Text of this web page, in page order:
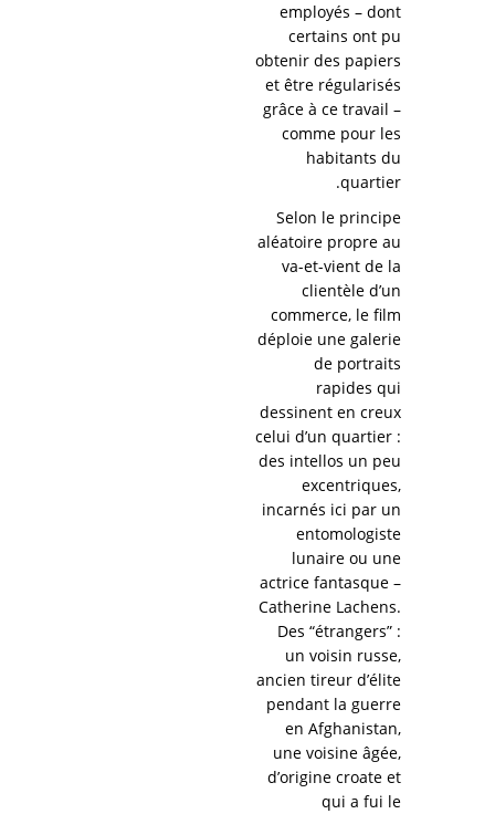
employés – dont
certains ont pu
obtenir des papiers
et être régularisés
grâce à ce travail –
comme pour les
habitants du
quartier.
Selon le principe
aléatoire propre au
va-et-vient de la
clientèle d’un
commerce, le film
déploie une galerie
de portraits
rapides qui
dessinent en creux
celui d’un quartier :
des intellos un peu
excentriques,
incarnés ici par un
entomologiste
lunaire ou une
actrice fantasque –
Catherine Lachens.
Des “étrangers” :
un voisin russe,
ancien tireur d’élite
pendant la guerre
en Afghanistan,
une voisine âgée,
d’origine croate et
qui a fui le